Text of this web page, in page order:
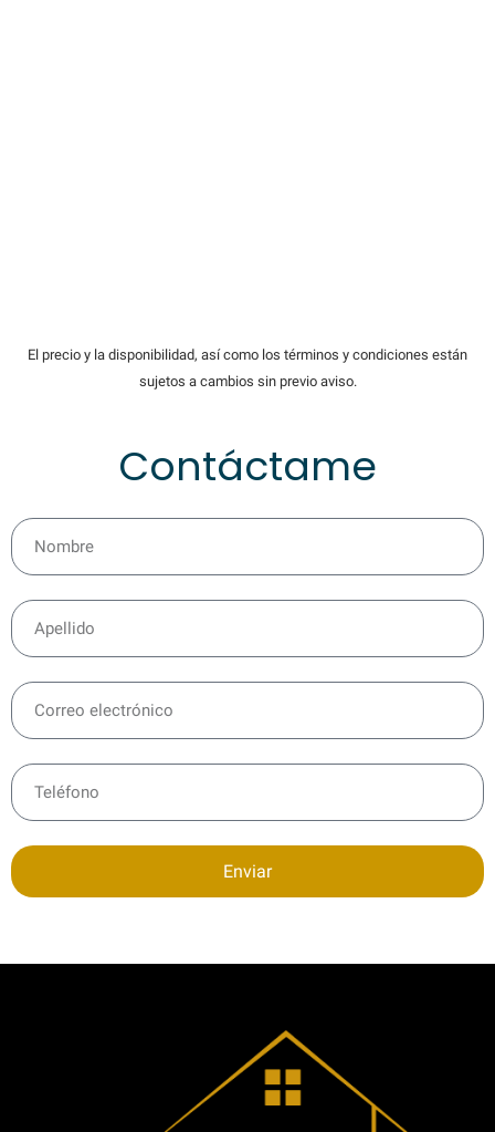
El precio y la disponibilidad, así como los términos y condiciones están
sujetos a cambios sin previo aviso.
Contáctame
Enviar